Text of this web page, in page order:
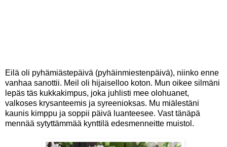
Eilä oli pyhämiästepäivä (pyhäinmiestenpäivä), niinko enne
vanhaa sanottii. Meil oli hijaiselloo koton. Mun oikee silmäni
lepäs täs kukkakimpus, joka juhlisti mee olohuanet,
valkoses krysanteemis ja syreenioksas. Mu miälestäni
kaunis kimppu ja soppii päivä luanteesee. Vast tänäpä
mennää sytyttämmää kynttilä edesmenneitte muistol.